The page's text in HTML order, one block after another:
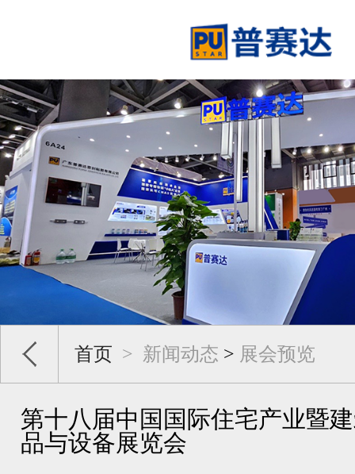
首页 > 新闻动态 > 展会预览
第十八届中国国际住宅产业暨
品与设备展览会